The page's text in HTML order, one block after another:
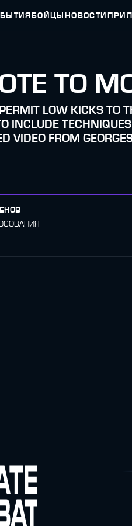
БОЙЦЫ НОВОСТИ
TO
LOW KICKS TO
INCLUDE
VIDEO FROM